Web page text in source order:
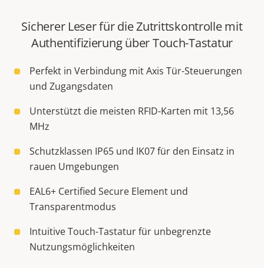
Sicherer Leser für die Zutrittskontrolle mit
Authentifizierung über Touch-Tastatur
Perfekt in Verbindung mit Axis Tür-Steuerungen
und Zugangsdaten
Unterstützt die meisten RFID-Karten mit 13,56
MHz
Schutzklassen IP65 und IK07 für den Einsatz in
rauen Umgebungen
EAL6+ Certified Secure Element und
Transparentmodus
Intuitive Touch-Tastatur für unbegrenzte
Nutzungsmöglichkeiten